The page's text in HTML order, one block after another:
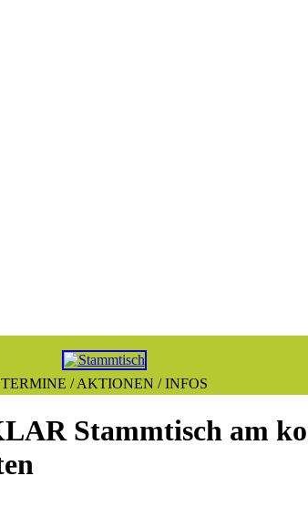
TERMINE / AKTIONEN / INFOS
Stammtisch am